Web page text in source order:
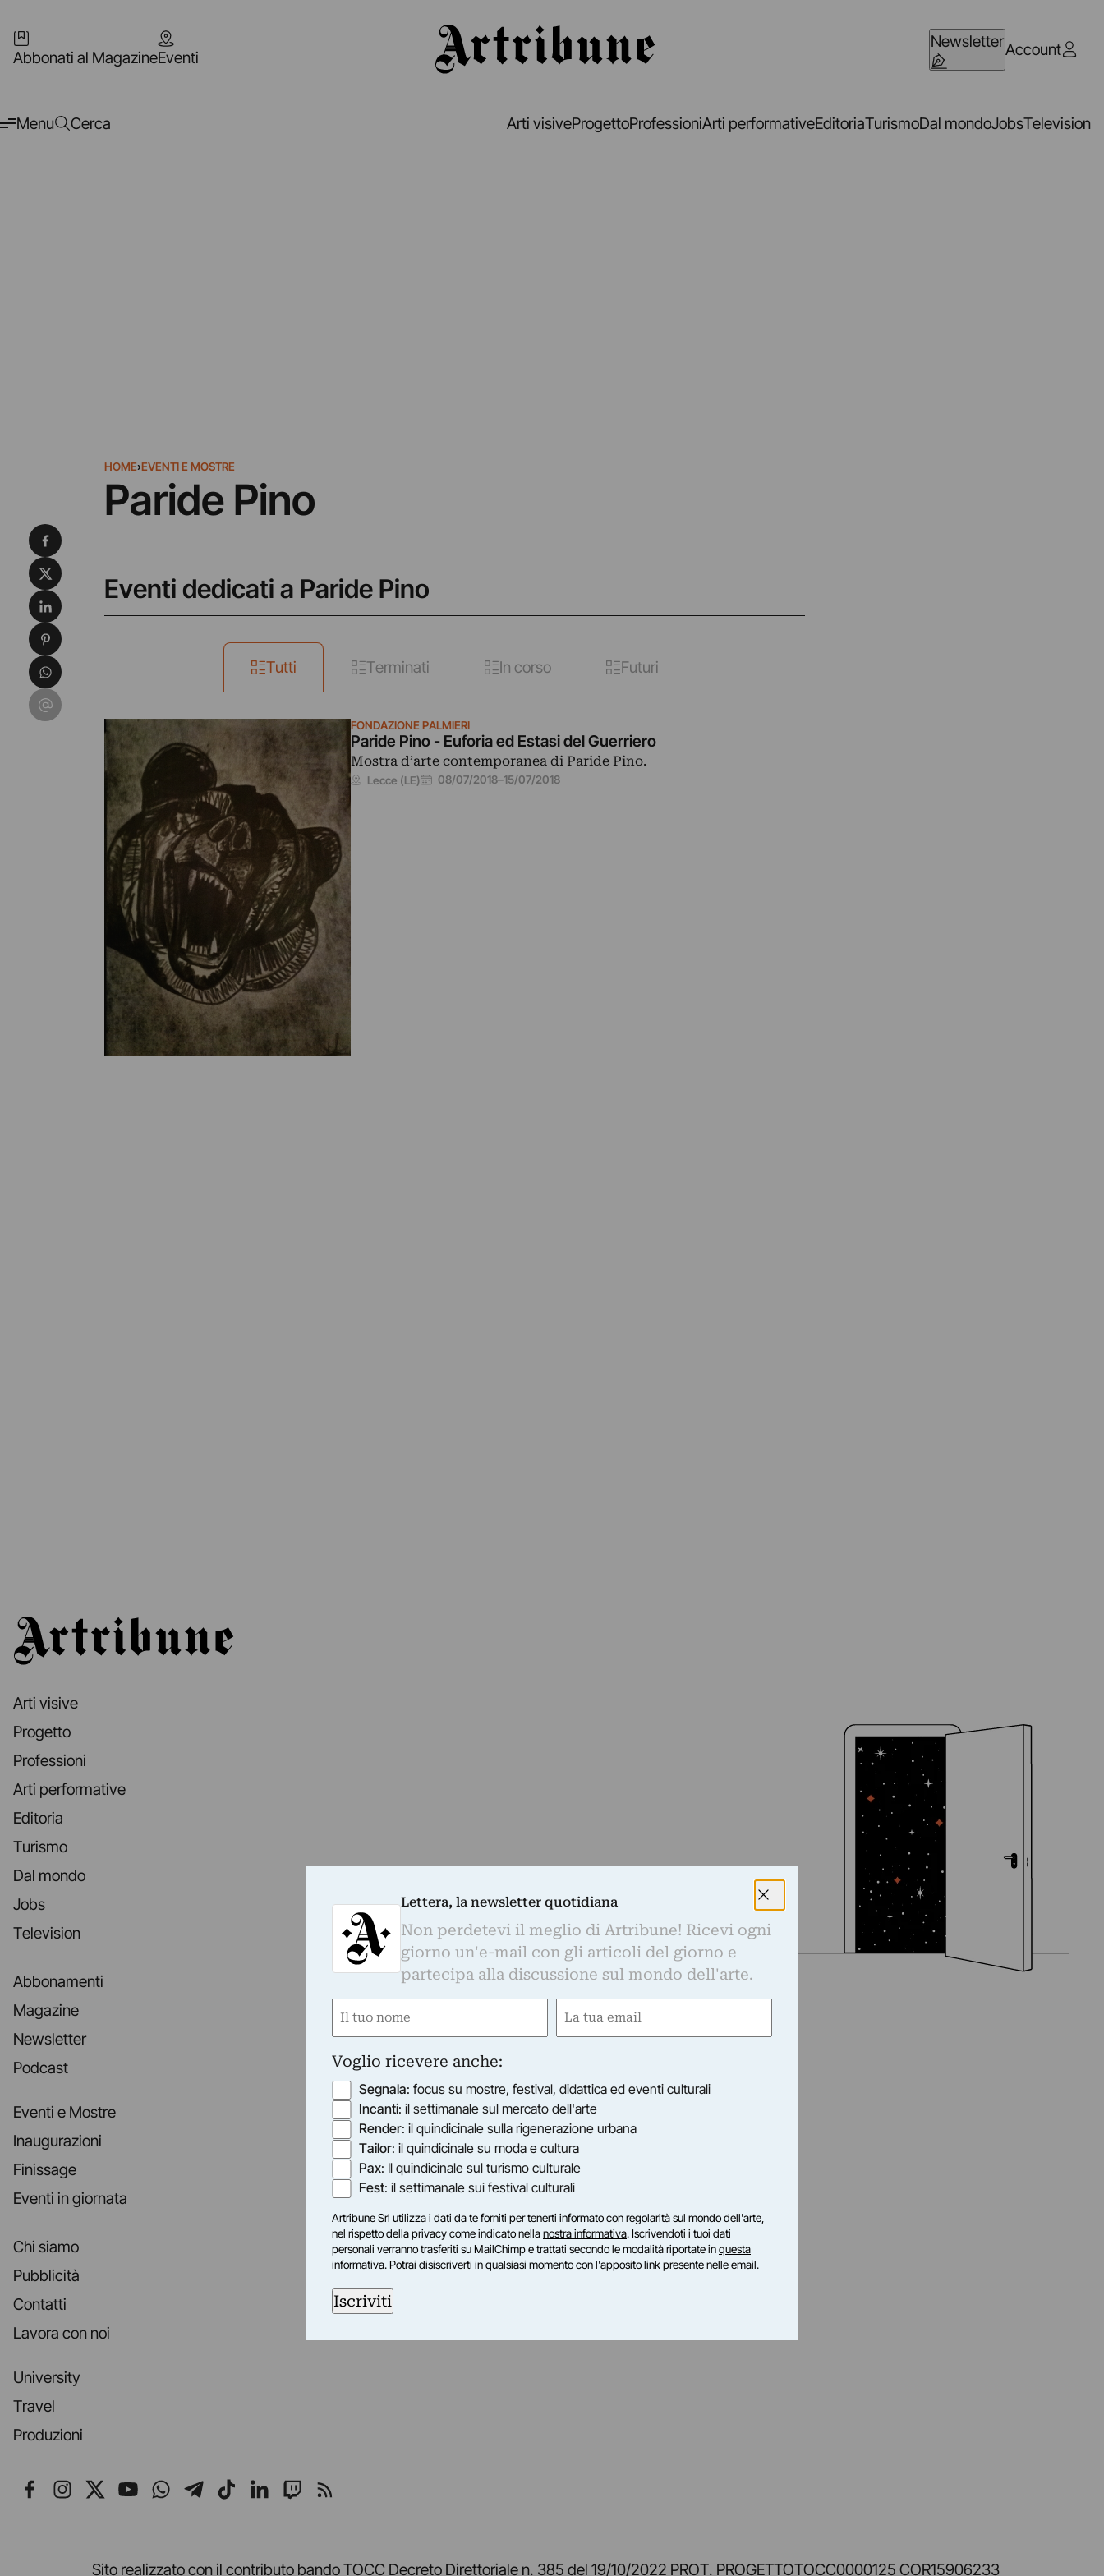
Abbonati al MagazineEventi
NewsletterAccount
Menu Cerca Arti visiveProgettoProfessioniArti performativeEditoriaTurismoDal mondoJobsTelevision
HOME›EVENTI E MOSTRE
Paride Pino
Eventi dedicati a Paride Pino
Tutti Terminati In corso Futuri
FONDAZIONE PALMIERI
Paride Pino - Euforia ed Estasi del Guerriero
Mostra d’arte contemporanea di Paride Pino.
Lecce (LE) 08/07/2018–15/07/2018
Condividi su Facebook
Condividi su X
Condividi su LinkedIn
Condividi su Pinterest
Condividi su WhatsApp
Condividi su Email
Artribune
Arti visive
Progetto
Professioni
Arti performative
Editoria
Turismo
Dal mondo
Jobs
Television
Abbonamenti
Magazine
Newsletter
Podcast
Eventi e Mostre
Inaugurazioni
Finissage
Eventi in giornata
Chi siamo
Pubblicità
Contatti
Lavora con noi
University
Travel
Produzioni
Seguici su Facebook
Seguici su Instagram
Seguici su X
Seguici su YouTube
Seguici su WhatsApp
Seguici su Telegram
Seguici su TikTok
Seguici su LinkedIn
Seguici su Twitch
Seguici su Rss
Sito realizzato con il contributo bando TOCC Decreto Direttoriale n. 385 del 19/10/2022 PROT. PROGETTOTOCC0000125 COR15906233
Lettera, la newsletter quotidiana
Non perdetevi il meglio di Artribune! Ricevi ogni
giorno un'e-mail con gli articoli del giorno e
partecipa alla discussione sul mondo dell'arte.
Nome
Email
Voglio ricevere anche:
Segnala: focus su mostre, festival, didattica ed eventi culturali
Incanti: il settimanale sul mercato dell'arte
Render: il quindicinale sulla rigenerazione urbana
Tailor: il quindicinale su moda e cultura
Pax: Il quindicinale sul turismo culturale
Fest: il settimanale sui festival culturali
Artribune Srl utilizza i dati da te forniti per tenerti informato con regolarità sul mondo dell'arte,
nel rispetto della privacy come indicato nellanostra informativa. Iscrivendoti i tuoi dati
personali verranno trasferiti su MailChimp e trattati secondo le modalità riportate inquesta
informativa. Potrai disiscriverti in qualsiasi momento con l'apposito link presente nelle email.
Iscriviti